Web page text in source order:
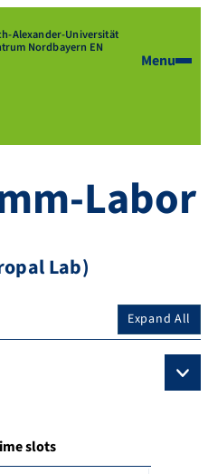
Alexander-Universität
Nordbayern EN
Menu
Labor
Lab)
Expand All
slots